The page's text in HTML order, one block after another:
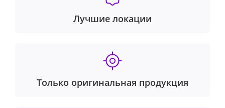
Лучшие локации
Только оригинальная продукция